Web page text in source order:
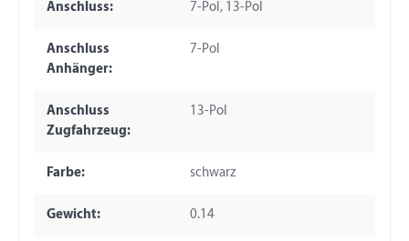
Anschluss: 7-Pol, 13-Pol
Anschluss
Anhänger:
7-Pol
Anschluss
Zugfahrzeug:
13-Pol
Farbe: schwarz
Gewicht: 0.14